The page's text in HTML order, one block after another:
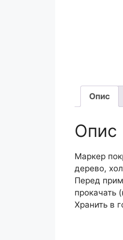
Опис
Опис
Маркер
дерево,
Перед
прокачать
Хранить в